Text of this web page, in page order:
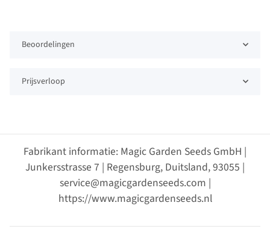
Beoordelingen
Prijsverloop
Fabrikant informatie: Magic Garden Seeds GmbH |
Junkersstrasse 7 | Regensburg, Duitsland, 93055 |
service@magicgardenseeds.com |
https://www.magicgardenseeds.nl